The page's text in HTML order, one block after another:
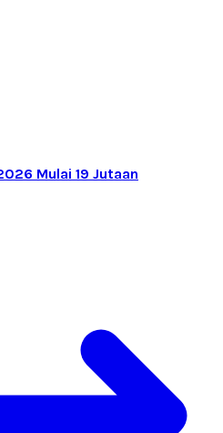
Mulai 19 Jutaan